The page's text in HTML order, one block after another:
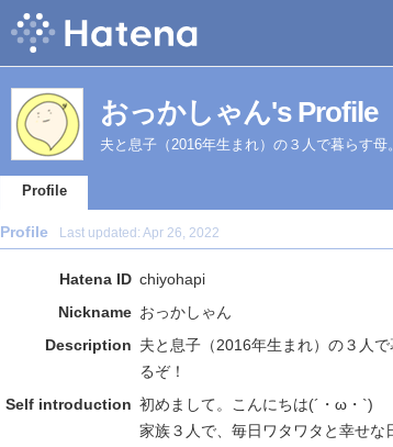
おっかしゃん's Profile
夫と息子（2016年生まれ）の３人で暮らす
Profile
Profile Last updated: Apr 26, 2022
Hatena ID chiyohapi
Nickname おっかしゃん
Description 夫と息子（2016年生まれ）の３人
るぞ！
Self introduction 初めまして。こんにちは(´・ω・`)
家族３人で、毎日ワタワタと幸せな